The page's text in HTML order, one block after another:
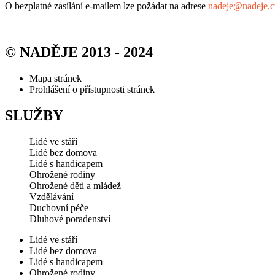
O bezplatné zasílání e-mailem lze požádat na adrese
© NADĚJE 2013 - 2024
Mapa stránek
Prohlášení o přístupnosti stránek
SLUŽBY
Lidé ve stáří
Lidé bez domova
Lidé s handicapem
Ohrožené rodiny
Ohrožené děti a mládež
Vzdělávání
Duchovní péče
Dluhové poradenství
Lidé ve stáří
Lidé bez domova
Lidé s handicapem